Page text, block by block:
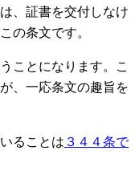
、証書を交付しなけ
の条文です。
ことになります。こ
、一応条文の趣旨を
ることは ３４４条で